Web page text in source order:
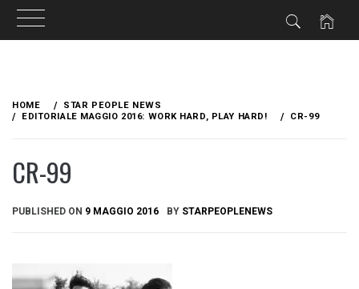
content
HOME
STAR PEOPLE NEWS
EDITORIALE MAGGIO 2016: WORK HARD, PLAY HARD!
CR-99
CR-99
PUBLISHED ON 9 MAGGIO 2016 BY STARPEOPLENEWS